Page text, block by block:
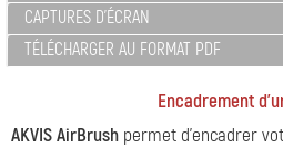
CAPTURES D'ÉCRAN
TÉLÉCHARGER AU FORMAT PDF
Encadrement
AKVIS AirBrush permet d'encadrer